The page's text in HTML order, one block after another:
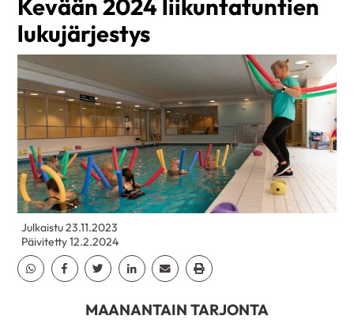
Kevään 2024 liikuntatuntien
lukujärjestys
Julkaistu 23.11.2023
Päivitetty 12.2.2024
Jaa Whatsapp
Jaa Facebook
Jaa TwitterJaa Linkedin
Jaa EmailJaa Print
MAANANTAIN TARJONTA